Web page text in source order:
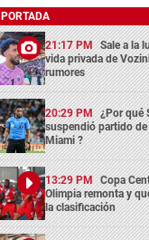
PORTADA
21:17 PM Sale a la
vida privada de
rumores
20:29 PM ¿Por qué
suspendió partido
Miami ?
13:29 PM Copa
Olimpia remonta y
la clasificación